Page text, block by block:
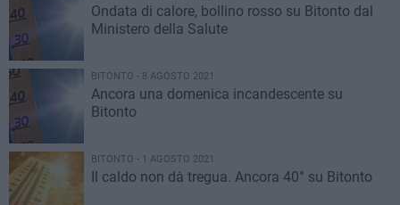
Ondata di calore, bollino rosso su Bitonto dal
Ministero della Salute
BITONTO - 8 AGOSTO 2021
Ancora una domenica incandescente su
Bitonto
BITONTO - 1 AGOSTO 2021
Il caldo non dà tregua. Ancora 40° su Bitonto